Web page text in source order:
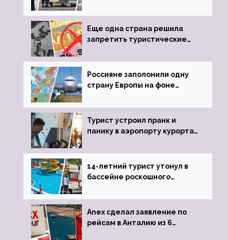
пистолета
Еще одна страна решила
запретить туристические
Россияне заполонили одну
страну Европы на фоне
виз
Турист устроил пранк и
панику в аэропорту курорта,
задержке рейса
14-летний турист утонул в
бассейне роскошного
Anex сделал заявление по
рейсам в Анталию из 6